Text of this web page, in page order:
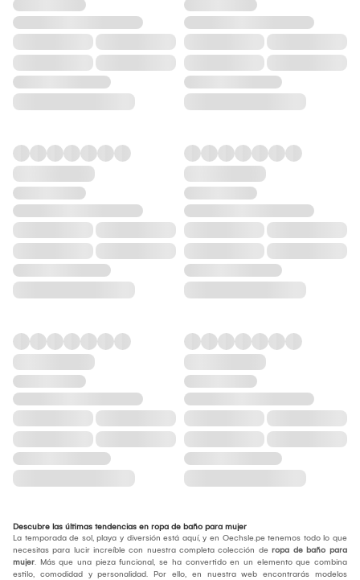
Descubre las últimas tendencias en ropa de baño para mujer
La temporada de sol, playa y diversión está aquí, y en Oechsle.pe tenemos todo lo que
necesitas para lucir increíble con nuestra completa colección de ropa de baño para
mujer. Más que una pieza funcional, se ha convertido en un elemento que combina
estilo, comodidad y personalidad. Por ello, en nuestra web encontrarás modelos